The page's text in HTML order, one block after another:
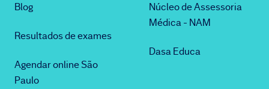
Blog
Resultados de exames
Agendar online São
Paulo
Núcleo de Assessoria
Médica - NAM
Dasa Educa